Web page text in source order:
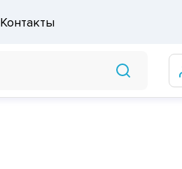
Контакты